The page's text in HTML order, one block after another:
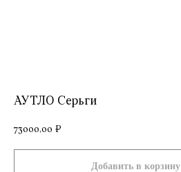
АУТЛО Серьги
73000,00 ₽
Добавить в корзину